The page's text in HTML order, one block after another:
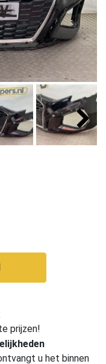
prijzen!
u het binnen